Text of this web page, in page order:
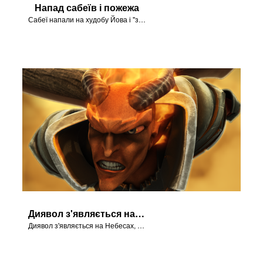
Напад сабеїв і пожежа
Сабеї напали на худобу Йова і "з неба спав Божий огонь".
Диявол з'являється на Небесах
Диявол з'являється на Небесах, щоби попросити в Бога дозволу жорстоко випробовувати Йова.